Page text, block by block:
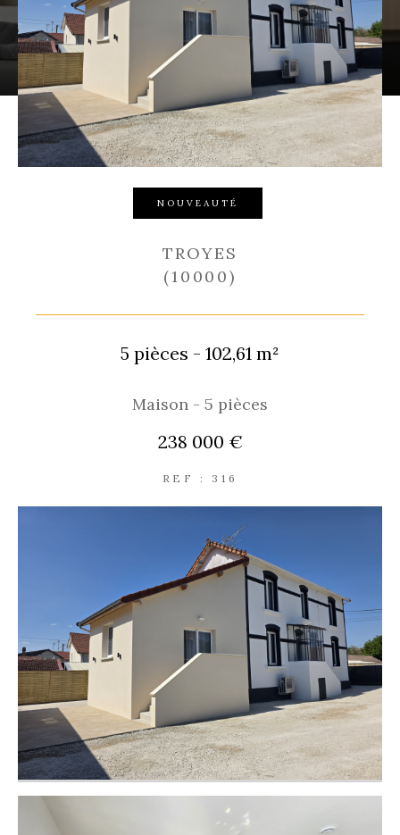
NOUVEAUTÉ
TROYES
(10000)
5 pièces - 102,61 m²
Maison - 5 pièces
238 000 €
REF : 316
Budget
Budget
Surface
Surface
Pièces
Pièces